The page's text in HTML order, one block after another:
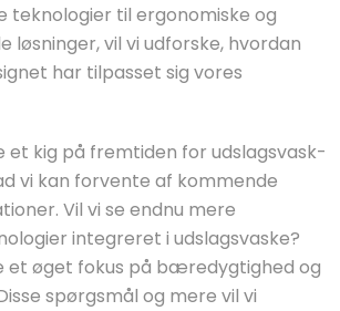
teknologier til ergonomiske og
løsninger, vil vi udforske, hvordan
har tilpasset sig vores
et kig på fremtiden for udslagsvask-
vi kan forvente af kommende
Vil vi se endnu mere
integreret i udslagsvaske?
et øget fokus på bæredygtighed og
spørgsmål og mere vil vi